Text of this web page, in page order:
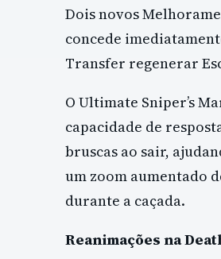
Dois novos
concede
Transfer regenerar
O Ultimate Sniper’s
capacidade de
bruscas ao sair,
um zoom aumentado
durante a caçada.
Reanimações na